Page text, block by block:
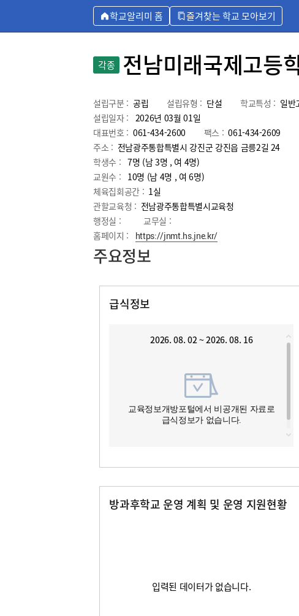
학교알리미 홈 즐겨찾는 학교 모아보기
각종 전남미래국제고등
설립구분 : 공립 설립유형 : 단설 학교특성 : 일반
설립일자 : 2026년 03월 01일
대표번호 : 061-434-2600 팩스 : 061-434-2609
주소 : 전남광주통합특별시 강진군 강진읍 금릉2길 24
학생수 : 7명 (남 3명 , 여 4명)
교원수 : 10명 (남 4명 , 여6명)
체육집회공간 : 1실
관할교육청 : 전남광주통합특별시교육청
행정실 :
교무실 :
홈페이지 :
https://jnmt.hs.jne.kr/
주요정보
급식정보
2026. 08. 02 ~ 2026. 08. 16
교육정보개방포털에서 비공개된 자료로
급식정보가 없습니다.
방과후학교 운영 계획 및 운영 지원현황
입력된 데이터가 없습니다.